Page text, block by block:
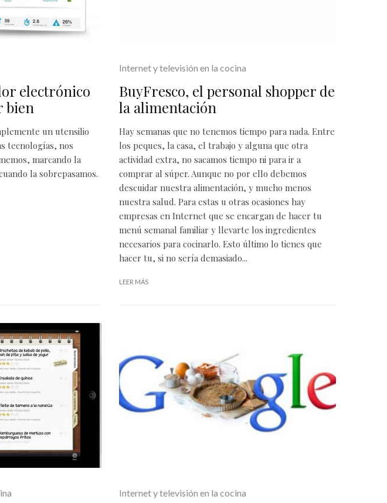
electrónico
bien
un utensilio
tecnologías, nos
marcando la
la sobrepasamos.
Internet y televisión en la cocina
BuyFresco, el personal shopper de
la alimentación
Hay semanas que no tenemos tiempo para nada. Entre
los peques, la casa, el trabajo y alguna que otra
actividad extra, no sacamos tiempo ni para ir a
comprar al súper. Aunque no por ello debemos
descuidar nuestra alimentación, y mucho menos
nuestra salud. Para estas u otras ocasiones hay
empresas en Internet que se encargan de hacer tu
menú semanal familiar y llevarte los ingredientes
necesarios para cocinarlo. Esto último lo tienes que
hacer tu, si no sería demasiado...
LEER MÁS
Internet y televisión en la cocina